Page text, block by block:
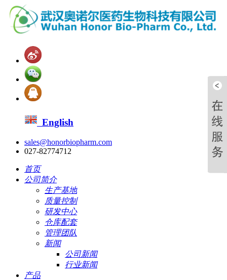
English
sales@honorbiopharm.com
027-82774712
首页
公司简介
生产基地
质量控制
研发中心
仓库配套
管理团队
新闻
公司新闻
行业新闻
产品